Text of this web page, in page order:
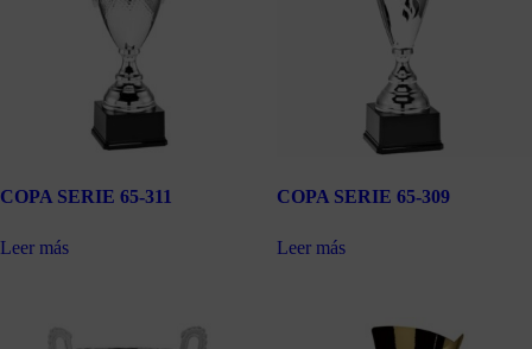
COPA SERIE 65-311
Leer más
COPA SERIE 65-309
Leer más